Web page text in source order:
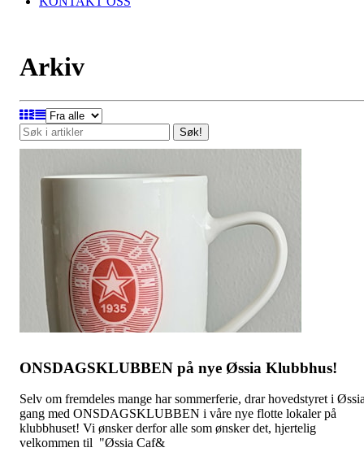
Arkiv
Søk!
ONSDAGSKLUBBEN på nye Øssia Klubbhus!
Selv om fremdeles mange har sommerferie, drar hovedstyret i
gang med ONSDAGSKLUBBEN i våre nye flotte lokaler på
klubbhuset! Vi ønsker derfor alle som ønsker det, hjertelig
velkommen til "Øssia Caf&